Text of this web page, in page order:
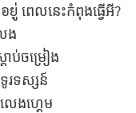
ยู่ ពេលនេះកំពុងធ្វើអី?
ង
ដាប់ចម្រៀង
រទស្សន៍
លេងហ្គេម